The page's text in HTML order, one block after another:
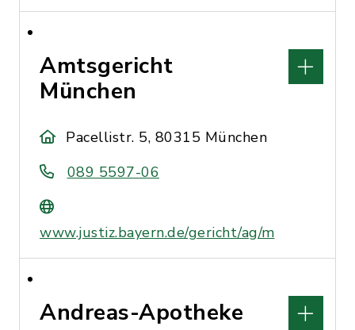
Amtsgericht
München
Pacellistr. 5, 80315 München
089 5597-06
www.justiz.bayern.de/gericht/ag/m
Andreas-Apotheke